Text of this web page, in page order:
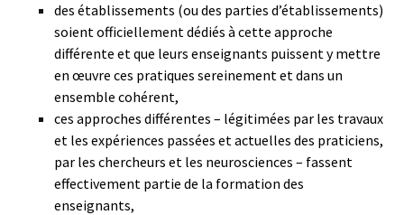
des établissements (ou des parties d’établissements)
soient officiellement dédiés à cette approche
différente et que leurs enseignants puissent y mettre
en œuvre ces pratiques sereinement et dans un
ensemble cohérent,
ces approches différentes – légitimées par les travaux
et les expériences passées et actuelles des praticiens,
par les chercheurs et les neurosciences – fassent
effectivement partie de la formation des
enseignants,